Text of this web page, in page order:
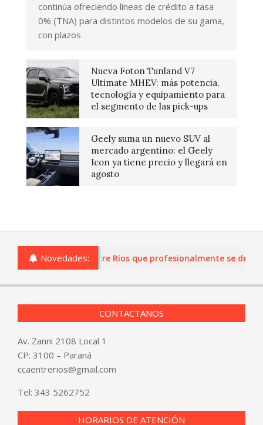
continúa ofreciendo líneas de crédito a tasa
0% (TNA) para distintos modelos de su gama,
con plazos
Nueva Foton Tunland V7
Ultimate MHEV: más potencia,
tecnología y equipamiento para
el segmento de las pick-ups
Geely suma un nuevo SUV al
mercado argentino: el Geely
Icon ya tiene precio y llegará en
agosto
Novedades:
o comercios de Entre Ríos que profesionalmente se
CONTACTANOS
Av. Zanni 2108 Local 1
CP: 3100 – Paraná
ccaentrerios@gmail.com
Tel: 343 5262752
HORARIOS DE ATENCIÓN